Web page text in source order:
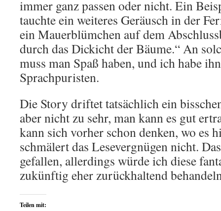
immer ganz passen oder nicht. Ein
tauchte ein weiteres Geräusch in der
ein Mauerblümchen auf dem
durch das Dickicht der Bäume.“ An
muss man Spaß haben, und ich habe
Sprachpuristen.
Die Story driftet tatsächlich ein
aber nicht zu sehr, man kann es gut
kann sich vorher schon denken, wo es
schmälert das Lesevergnügen nicht.
gefallen, allerdings würde ich diese
zukünftig eher zurückhaltend
Teilen mit: